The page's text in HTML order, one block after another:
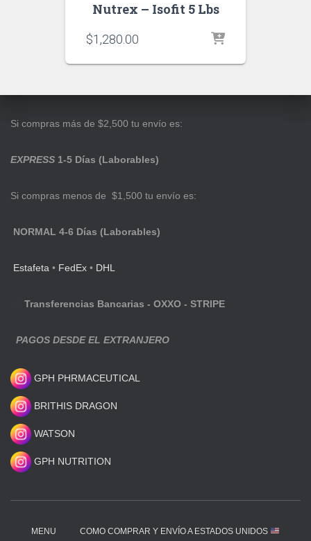
Nutrex – Isofit 5 Lbs
$1,280.00
Si compras más de $2,500 tu envío es:
EXPRESS 1-5 Días (Laborables)
Si compras menos de $1,500 tu envío es:
NORMAL 4-6 Días (Laborables)
Estafeta • FedEx • DHL
Transferencias Bancarias - OXXO - STRIPE
PAGOS DESDE EL EXTRANJERO
GPH PHRMACEUTICAL
BRITHIS DRAGON
WATSON
GPH NUTRITION
MENU COMO COMPRAR Y ENVÍO A ESTADOS UNIDOS